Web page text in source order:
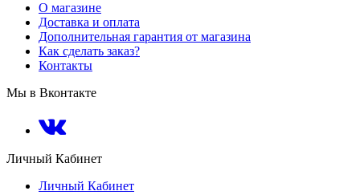
О магазине
Доставка и оплата
Дополнительная гарантия от магазина
Как сделать заказ?
Контакты
Мы в Вконтакте
Личный Кабинет
Личный Кабинет